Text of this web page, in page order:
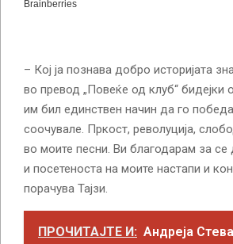
– Кој ја познава добро историјата
во превод „Повеќе од клуб“
им бил единствен начин да го
соочувале. Пркост, револуција,
во моите песни. Ви благодарам за
и посетеноста на моите настапи и
порачува Тајзи.
ПРОЧИТАЈТЕ И: Андреја